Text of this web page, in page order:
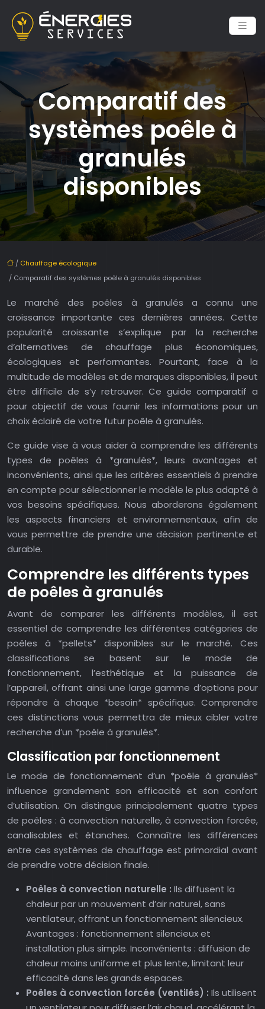
Comparatif des
systèmes poêle à
granulés
disponibles
/ Chauffage écologique
/ Comparatif des systèmes poêle à granulés disponibles
Le marché des poêles à granulés a connu une
croissance importante ces dernières années. Cette
popularité croissante s’explique par la recherche
d’alternatives de chauffage plus économiques,
écologiques et performantes. Pourtant, face à la
multitude de modèles et de marques disponibles, il peut
être difficile de s’y retrouver. Ce guide comparatif a
pour objectif de vous fournir les informations pour un
choix éclairé de votre futur poêle à granulés.
Ce guide vise à vous aider à comprendre les différents
types de poêles à *granulés*, leurs avantages et
inconvénients, ainsi que les critères essentiels à prendre
en compte pour sélectionner le modèle le plus adapté à
vos besoins spécifiques. Nous aborderons également
les aspects financiers et environnementaux, afin de
vous permettre de prendre une décision pertinente et
durable.
Comprendre les différents types
de poêles à granulés
Avant de comparer les différents modèles, il est
essentiel de comprendre les différentes catégories de
poêles à *pellets* disponibles sur le marché. Ces
classifications se basent sur le mode de
fonctionnement, l’esthétique et la puissance de
l’appareil, offrant ainsi une large gamme d’options pour
répondre à chaque *besoin* spécifique. Comprendre
ces distinctions vous permettra de mieux cibler votre
recherche d’un *poêle à granulés*.
Classification par fonctionnement
Le mode de fonctionnement d’un *poêle à granulés*
influence grandement son efficacité et son confort
d’utilisation. On distingue principalement quatre types
de poêles : à convection naturelle, à convection forcée,
canalisables et étanches. Connaître les différences
entre ces systèmes de chauffage est primordial avant
de prendre votre décision finale.
Poêles à convection naturelle : Ils diffusent la
chaleur par un mouvement d’air naturel, sans
ventilateur, offrant un fonctionnement silencieux.
Avantages : fonctionnement silencieux et
installation plus simple. Inconvénients : diffusion de
chaleur moins uniforme et plus lente, limitant leur
efficacité dans les grands espaces.
Poêles à convection forcée (ventilés) : Ils utilisent